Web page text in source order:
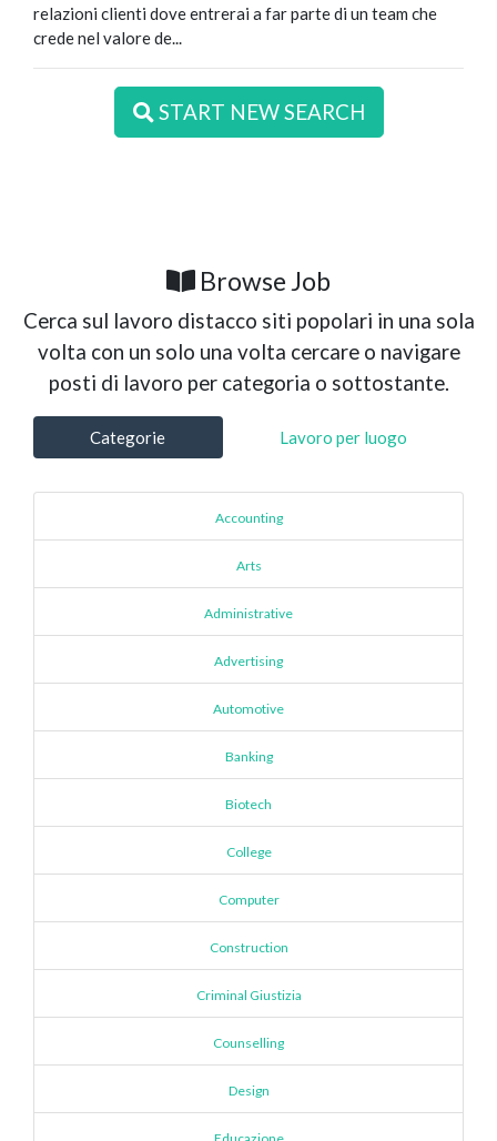
relazioni clienti dove entrerai a far parte di un team che
crede nel valore de...
START NEW SEARCH
Browse Job
Cerca sul lavoro distacco siti popolari in una sola
volta con un solo una volta cercare o navigare
posti di lavoro per categoria o sottostante.
Categorie Lavoro per luogo
Accounting
Arts
Administrative
Advertising
Automotive
Banking
Biotech
College
Computer
Construction
Criminal Giustizia
Counselling
Design